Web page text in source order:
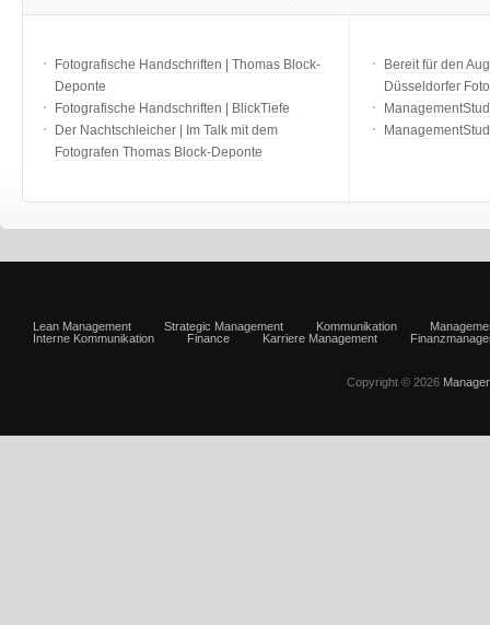
Fotografische Handschriften | Thomas Block-
Deponte
Fotografische Handschriften | BlickTiefe
Der Nachtschleicher | Im Talk mit dem
Fotografen Thomas Block-Deponte
Bereit für den
Düsseldorfer
Lean Management Strategic Management Kommunikation
Interne Kommunikation
Finance Karriere Management
Copyright © 2026